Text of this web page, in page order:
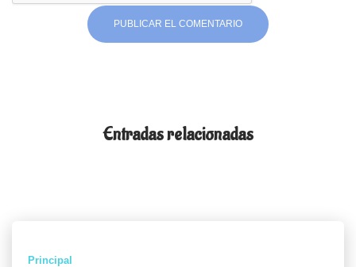
Entradas relacionadas
Principal